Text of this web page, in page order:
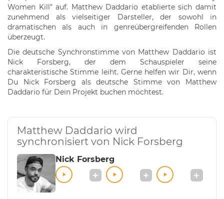
Women Kill" auf. Matthew Daddario etablierte sich damit
zunehmend als vielseitiger Darsteller, der sowohl in
dramatischen als auch in genreübergreifenden Rollen
überzeugt.
Die deutsche Synchronstimme von Matthew Daddario ist
Nick Forsberg, der dem Schauspieler seine
charakteristische Stimme leiht. Gerne helfen wir Dir, wenn
Du Nick Forsberg als deutsche Stimme von Matthew
Daddario für Dein Projekt buchen möchtest.
Matthew Daddario wird
synchronisiert von Nick Forsberg
Nick Forsberg